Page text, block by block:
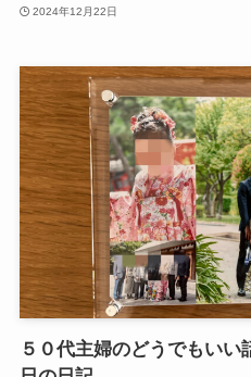
2024年12月22日
５０代主婦のどうでもい